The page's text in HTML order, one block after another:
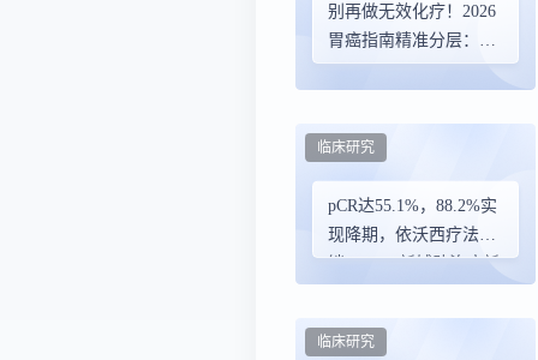
别再做无效化疗！2026
胃癌指南精准分层：
PD-L1、Claudin 18.2、
期翻倍不是梦！
pCR达55.1%，88.2%实
现降期，依沃西疗法解
锁NSCLC新辅助治疗新
临床研究
临床研究